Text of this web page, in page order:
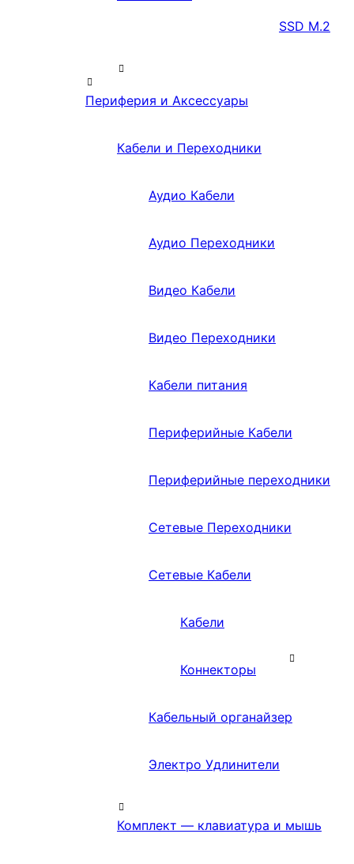
SSD M.2
Периферия и Аксессуары
Кабели и Переходники
Аудио Кабели
Аудио Переходники
Видео Кабели
Видео Переходники
Кабели питания
Периферийные Кабели
Периферийные переходники
Сетевые Переходники
Сетевые Кабели
Кабели
Коннекторы
Кабельный органайзер
Электро Удлинители
Комплект — клавиатура и мышь